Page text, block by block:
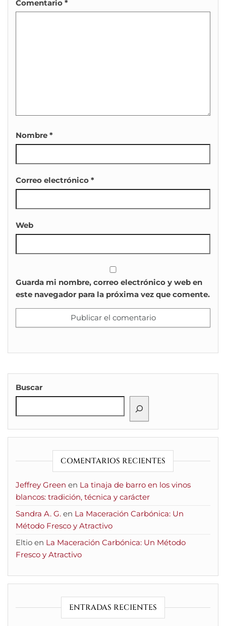
Comentario *
Nombre *
Correo electrónico *
Web
Guarda mi nombre, correo electrónico y web en
este navegador para la próxima vez que comente.
Buscar
COMENTARIOS RECIENTES
Jeffrey Green en La tinaja de barro en los vinos
blancos: tradición, técnica y carácter
Sandra A. G. en La Maceración Carbónica: Un
Método Fresco y Atractivo
Eltio en La Maceración Carbónica: Un Método
Fresco y Atractivo
ENTRADAS RECIENTES